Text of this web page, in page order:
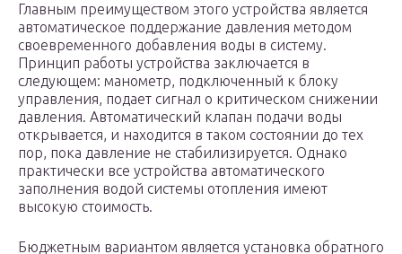
Главным преимуществом этого устройства является
автоматическое поддержание давления методом
своевременного добавления воды в систему.
Принцип работы устройства заключается в
следующем: манометр, подключенный к блоку
управления, подает сигнал о критическом снижении
давления. Автоматический клапан подачи воды
открывается, и находится в таком состоянии до тех
пор, пока давление не стабилизируется. Однако
практически все устройства автоматического
заполнения водой системы отопления имеют
высокую стоимость.
Бюджетным вариантом является установка обратного